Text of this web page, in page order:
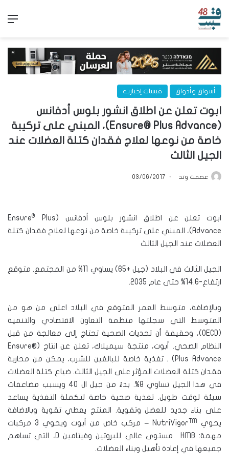
أسواق وأذواق قبسات إخبارية
ابوت تعلن عن اطلاق انشور بلوس أدفانس
(Ensure® Plus Advance)، المبني على تركيبة
خاصة من نوعها لعلاج فقدان كتلة العضلات عند
الجيل الثالث
عصمت وتد 03/06/2017
ابوت تعلن عن اطلاق انشور بلوس أدفانس (Ensure ®
Plus
Advance)، المبني على تركيبة خاصة من نوعها لعلاج فقدان كتلة
العضلات عند الجيل الثالث
الجيل الثالث في البلاد (جيل +65) يساوي 11% من المجتمع. متوقع
ارتفاع-14.6% حتى عام 2035.
وبالإضافة، متوسط العمر المتوقع في البلاد اعلى من هو من
المتوسط التي سجلتها منظمة التعاون الاقتصادي والتنمية
(OECD)، وحقيقة أن تحديات الصحية تحتاج إلى معالجة من قبل
النظام الصحي. أبوت، منتجة سيميلاك، تعلن عن انتاج (Ensure®
Plus Advance) . تغذية خاصة للبالغين للشرب، يمكن من محاربة
فقدان كتلة العضلات المؤثر على الجيل الثالث. ضياع كتلة العضلات
في هذا الجيل تساوي 8%. بدءً من جيل ال 40 ويسبب مضاعفات
سيئة لوقت طويل. تغذية صحية خاصة لتكملة التغذية يساعد
على بناء جديد للعضل وتقوية. المنتج يعطي تقوية وبالاضافة
يحوي NutriVigor
TM
– مركب خاص من أبوت ويحوي 3 مركبات
مهمة: HMB مستوى عالي للبروتين وفيتامين D، التي تساهم
جميعها في إعادة تأهيل وبناء العضلات.